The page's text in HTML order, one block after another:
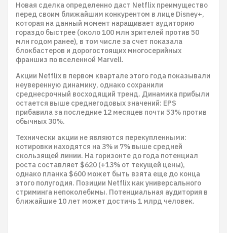
Новая сделка определенно даст Netflix преимущество
перед своим ближайшим конкурентом в лице Disney+,
которая на данный момент наращивает аудиторию
гораздо быстрее (около 100 млн зрителей против 50
млн годом ранее), в том числе за счет показала
блокбастеров и дорогостоящих многосерийных
франшиз по вселенной Marvell.
Акции Netflix в первом квартале этого года показывали
неуверенную динамику, однако сохранили
среднесрочный восходящий тренд. Динамика прибыли
остается выше среднегодовых значений: EPS
прибавила за последние 12 месяцев почти 53% против
обычных 30%.
Технически акции не являются перекупленными:
котировки находятся на 3% и 7% выше средней
скользящей линии. На горизонте до года потенциал
роста составляет $620 (+13% от текущей цены),
однако планка $600 может быть взята еще до конца
этого полугодия. Позиции Netflix как универсального
стриминга непоколебимы. Потенциальная аудитория в
ближайшие 10 лет может достичь 1 млрд человек.